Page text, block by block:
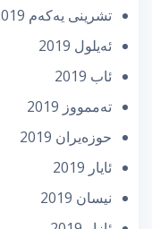
تشرینی یه‌كه‌م 2019
ئه‌یلول 2019
ئاب 2019
تەممووز 2019
حوزه‌یران 2019
ئایار 2019
نیسان 2019